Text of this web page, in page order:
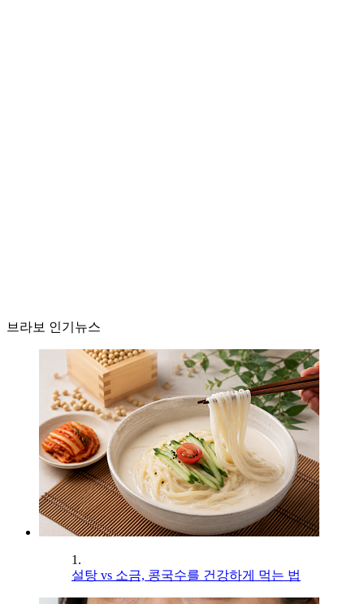
브라보 인기뉴스
1.
설탕 vs 소금, 콩국수를 건강하게 먹는 법